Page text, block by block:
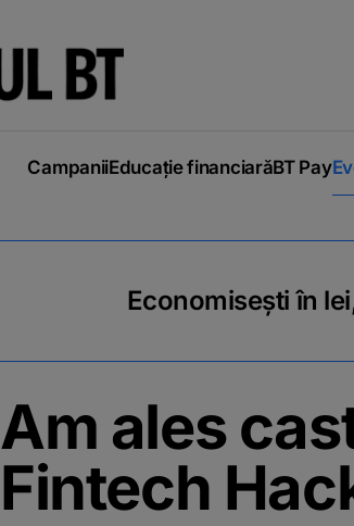
CampaniiEducație financiarăBT Pay
Economisești în
Am ales
Fintech